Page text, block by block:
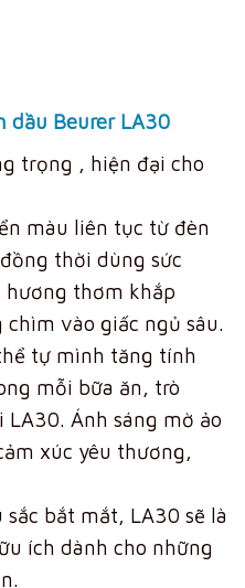
dầu Beurer LA30
trọng , hiện đại cho
màu liên tục từ đèn
thời dùng sức
thơm khắp
vào giấc ngủ sâu.
tự mình tăng tính
mỗi bữa ăn, trò
Ánh sáng mờ ảo
xúc yêu thương,
bắt mắt, LA30 sẽ là
ích dành cho những